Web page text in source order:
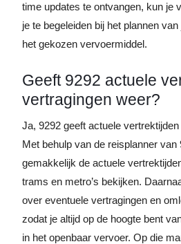
time updates te ontvangen, kun je
je te begeleiden bij het plannen
het gekozen vervoermiddel.
Geeft 9292 actuele
vertragingen weer?
Ja, 9292 geeft actuele
Met behulp van de reisplanner van
gemakkelijk de actuele
trams en metro’s bekijken.
over eventuele vertragingen en
zodat je altijd op de hoogte bent
in het openbaar vervoer. Op die